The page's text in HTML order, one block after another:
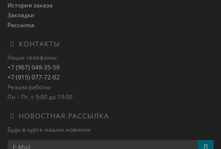
История заказа
Закладки
Рассылка
КОНТАКТЫ
Наши телефоны:
+7 (967) 049-35-59
+7 (915) 077-72-02
Режим работы:
Пн - Пт, с 9:00 до 19:00
НОВОСТНАЯ РАССЫЛКА
Будь в курсе наших новинок